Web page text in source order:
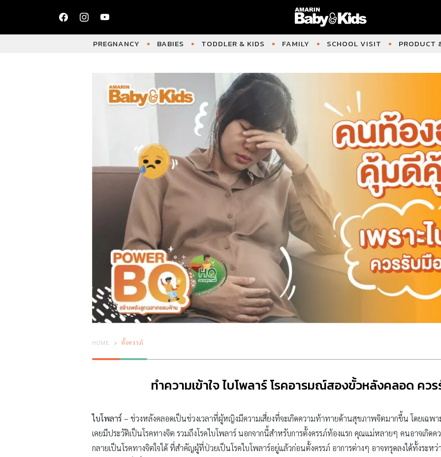
PREGNANCY BABIES TODDLER & KIDS FAMILY SCHOOL VISIT PRODUCT
HOME ตั้งครรภ์
ทำความเข้าใจ ไบโพลาร์ โรคอารมณ์สองขั้วหลังคลอด คว
ไบโพลาร์ – ช่วงหลังคลอดเป็นช่วงเวลาที่ผู้หญิงมีความเสี่ยงที่จะเกิดความท้าทายด้านสุขภาพจิตมากขึ้น โดยเฉพ
เคยมีประวัติเป็นโรคทางจิต รวมถึงโรคไบโพลาร์ นอกจากนี้สำหรับการตั้งครรภ์ท้องแรก คุณแม่หลายๆ คนอาจเกิ
กลายเป็นโรคทางจิตใจได้ ที่สำคัญผู้ที่ป่วยเป็นโรคไบโพลาร์อยู่แล้วก่อนตั้งครรภ์ อาการต่างๆ อาจทรุดลงได้ทั้งระหว่